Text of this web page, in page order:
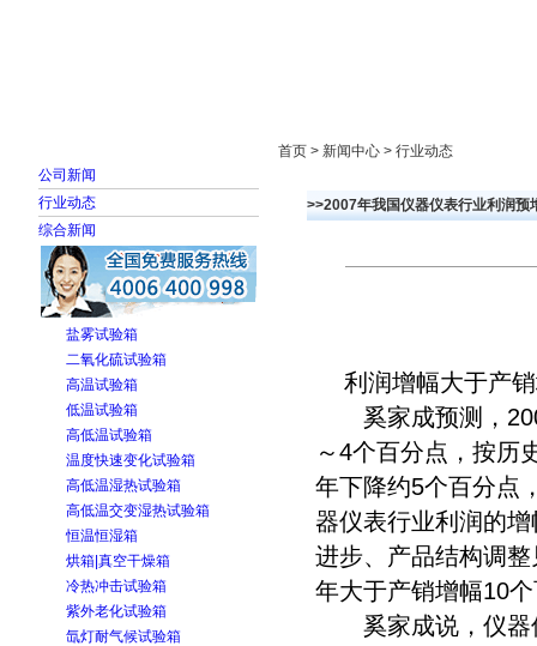
公司新闻
行业动态
综合新闻
盐雾试验箱
二氧化硫试验箱
高温试验箱
低温试验箱
高低温试验箱
温度快速变化试验箱
高低温湿热试验箱
高低温交变湿热试验箱
恒温恒湿箱
烘箱|真空干燥箱
冷热冲击试验箱
紫外老化试验箱
氙灯耐气候试验箱
首页 > 新闻中心 > 行业动态
>>2007年我国仪器仪表行业利润预
利润增幅大于产
奚家成预测，
～4个百分点，按历
年下降约5个百分点
器仪表行业利润的
进步、产品结构调
年大于产销增幅10
奚家成说，仪器